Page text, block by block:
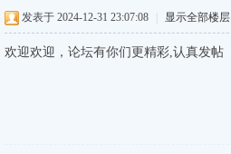
发表于 2024-12-31 23:07:08 显示全部楼层
欢迎欢迎，论坛有你们更精彩,认真发帖